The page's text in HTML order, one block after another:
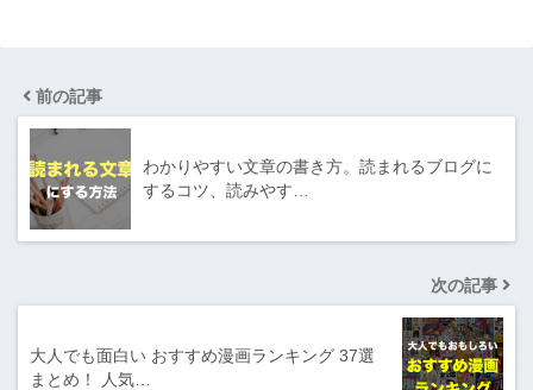
前の記事
わかりやすい文章の書き方。読まれるブログに
するコツ、読みやす…
次の記事
大人でも面白い おすすめ漫画ランキング 37選
まとめ！ 人気…